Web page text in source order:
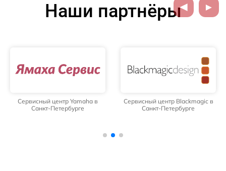
Наши партнёры
Сервисный центр Yamaha в
Санкт-Петербурге
Сервисный центр Blackmagic в
Санкт-Петербурге